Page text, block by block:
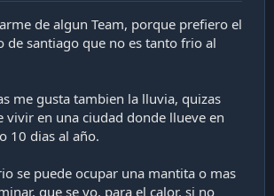
de algun Team, porque prefiero el
de santiago que no es tanto frio al
me gusta tambien la lluvia, quizas
vivir en una ciudad donde llueve en
10 dias al año.
se puede ocupar una mantita o mas
que se yo, para el calor, si no